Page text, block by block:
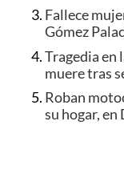
Fallece
Gómez
Tragedia en
muere tras
Roban
su hogar, en